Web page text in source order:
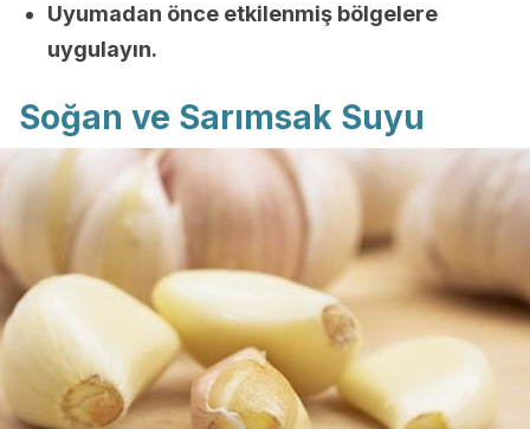
Uyumadan önce etkilenmiş bölgelere
uygulayın.
Soğan ve Sarımsak Suyu